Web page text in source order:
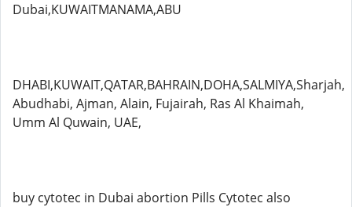
Dubai,KUWAITMANAMA,ABU
DHABI,KUWAIT,QATAR,BAHRAIN,DOHA,SALMIYA,Sharjah,
Abudhabi, Ajman, Alain, Fujairah, Ras Al Khaimah,
Umm Al Quwain, UAE,
buy cytotec in Dubai abortion Pills Cytotec also